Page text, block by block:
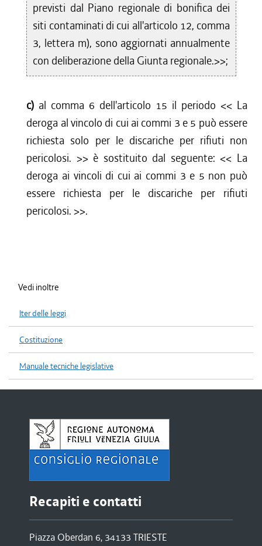
previsti dal Piano regionale di bonifica dei
siti contaminati di cui all'articolo 12, comma
3, lettera m), sono aggiornati annualmente
con deliberazione della Giunta regionale.>>;
c) al comma 6 dell'articolo 15 il periodo << La
deroga al vincolo di cui ai commi 3 e 5 può essere
richiesta solo per le discariche per rifiuti non
pericolosi. >> è sostituito dal seguente: << La
deroga ai vincoli di cui ai commi 3 e 5 non può
essere richiesta per le discariche per rifiuti
pericolosi. >>.
Vedi inoltre
Iter delle leggi
Costituzione
Manuale tecniche legislative
Recapiti e contatti
Piazza Oberdan 6, 34133 TRIESTE